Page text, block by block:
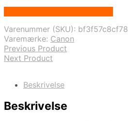
Varenummer (SKU): bf3f57c8cf78
Varemærke: Canon
Previous Product
Next Product
Beskrivelse
Beskrivelse